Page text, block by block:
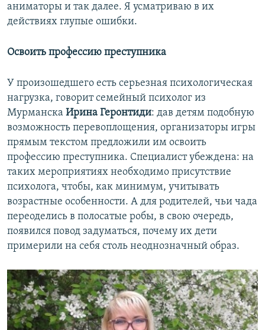
аниматоры и так далее. Я усматриваю в их
действиях глупые ошибки.
Освоить профессию преступника
У произошедшего есть серьезная психологическая
нагрузка, говорит семейный психолог из
Мурманска Ирина Геронтиди: дав детям подобную
возможность перевоплощения, организаторы игры
прямым текстом предложили им освоить
профессию преступника. Специалист убеждена: на
таких мероприятиях необходимо присутствие
психолога, чтобы, как минимум, учитывать
возрастные особенности. А для родителей, чьи чада
переоделись в полосатые робы, в свою очередь,
появился повод задуматься, почему их дети
примерили на себя столь неоднозначный образ.